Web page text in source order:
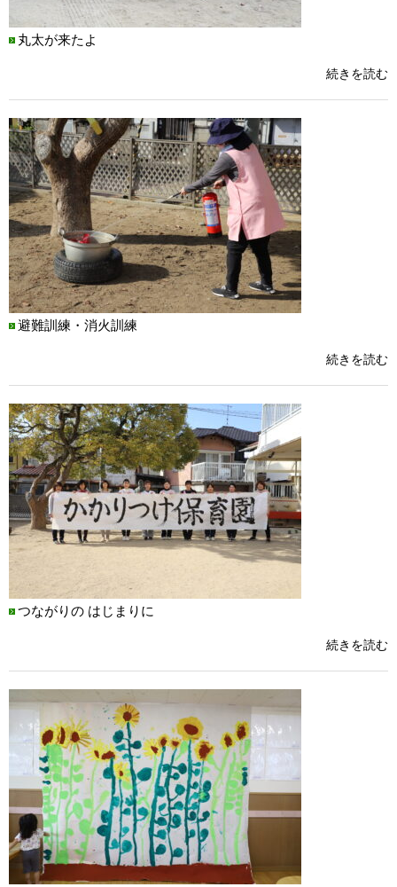
丸太が来たよ
続きを読む
避難訓練・消火訓練
続きを読む
つながりの はじまりに
続きを読む